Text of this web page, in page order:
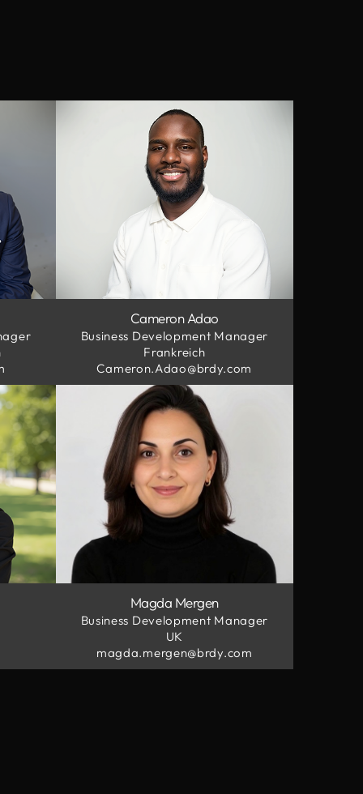
Cameron Adao
Business Development Manager
Frankreich
Cameron.Adao@brdy.com
Magda Mergen
Business Development Manager
UK
magda.mergen@brdy.com